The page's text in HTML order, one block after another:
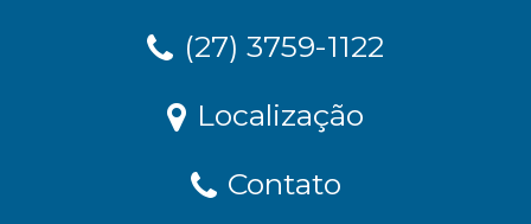
(27) 3759-1122
Localização
Contato